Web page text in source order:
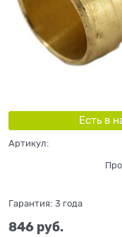
Есть в
Артикул:
Гарантия: 3 года
846 руб.